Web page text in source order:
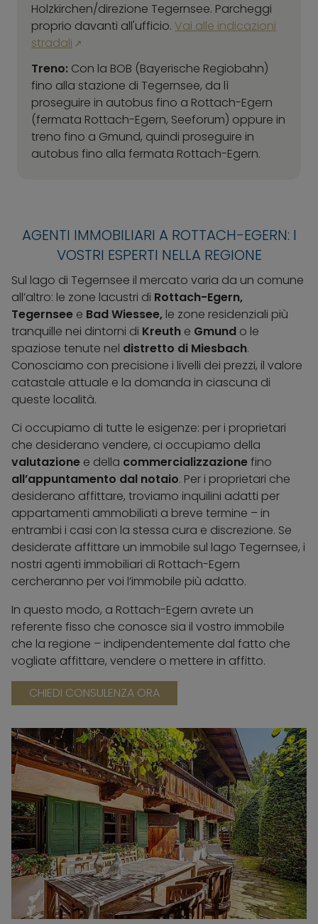
Holzkirchen/direzione Tegernsee. Parcheggi
proprio davanti all'ufficio. Vai alle indicazioni
stradali
Treno: Con la BOB (Bayerische Regiobahn)
fino alla stazione di Tegernsee, da lì
proseguire in autobus fino a Rottach-Egern
(fermata Rottach-Egern, Seeforum) oppure in
treno fino a Gmund, quindi proseguire in
autobus fino alla fermata Rottach-Egern.
AGENTI IMMOBILIARI A ROTTACH-EGERN: I
VOSTRI ESPERTI NELLA REGIONE
Sul lago di Tegernsee il mercato varia da un comune
all’altro: le zone lacustri di Rottach-Egern,
Tegernsee e Bad Wiessee, le zone residenziali più
tranquille nei dintorni di Kreuth e Gmund o le
spaziose tenute nel distretto di Miesbach.
Conosciamo con precisione i livelli dei prezzi, il valore
catastale attuale e la domanda in ciascuna di
queste località.
Ci occupiamo di tutte le esigenze: per i proprietari
che desiderano vendere, ci occupiamo della
valutazione e della commercializzazionefino
all’appuntamento dal notaio. Per i proprietari che
desiderano affittare, troviamo inquilini adatti per
appartamenti ammobiliati a breve termine – in
entrambi i casi con la stessa cura e discrezione. Se
desiderate affittare un immobile sul lago Tegernsee, i
nostri agenti immobiliari di Rottach-Egern
cercheranno per voi l’immobile più adatto.
In questo modo, a Rottach-Egern avrete un
referente fisso che conosce sia il vostro immobile
che la regione – indipendentemente dal fatto che
vogliate affittare, vendere o mettere in affitto.
CHIEDI CONSULENZA ORA